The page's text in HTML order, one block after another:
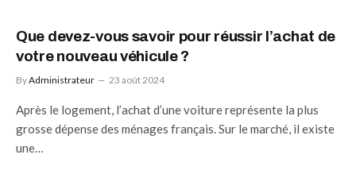
Que devez-vous savoir pour réussir l’achat de
votre nouveau véhicule ?
ByAdministrateur 23 août 2024
Après le logement, l’achat d’une voiture représente la plus
grosse dépense des ménages français. Sur le marché, il existe
une…